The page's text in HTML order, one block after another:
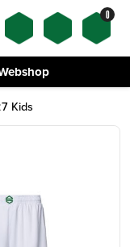
0
Kids